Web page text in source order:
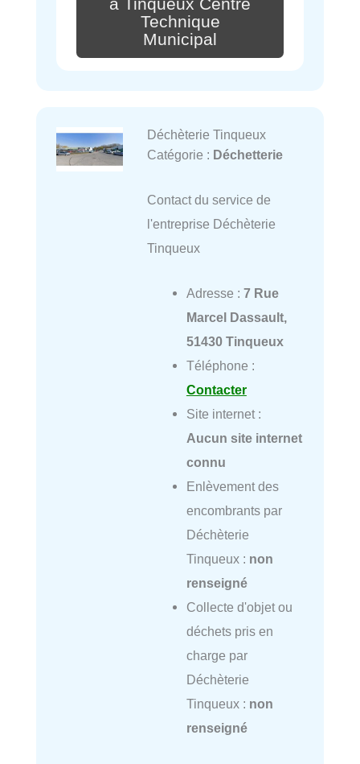
à Tinqueux Centre
Technique
Municipal
Déchèterie Tinqueux
Catégorie : Déchetterie
Contact du service de
l'entreprise Déchèterie
Tinqueux
Adresse : 7 Rue
Marcel Dassault,
51430 Tinqueux
Téléphone :
Contacter
Site internet :
Aucun site internet
connu
Enlèvement des
encombrants par
Déchèterie
Tinqueux : non
renseigné
Collecte d'objet ou
déchets pris en
charge par
Déchèterie
Tinqueux : non
renseigné